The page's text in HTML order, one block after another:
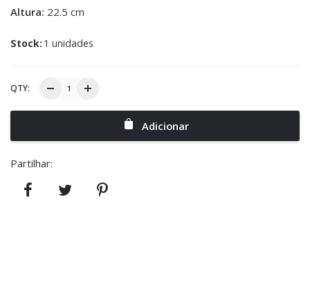
Altura: 22.5 cm
Stock: 1 unidades
QTY:
Adicionar
Partilhar: